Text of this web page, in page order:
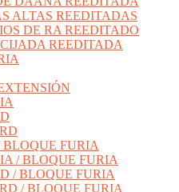
ALTAS REEDITADAS
DE RA REEDITADO
REEDITADA
BLOQUE FURIA
/ BLOQUE FURIA
/ BLOQUE FURIA
/ BLOQUE FURIA